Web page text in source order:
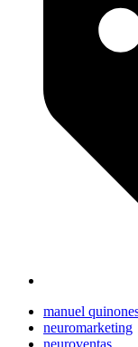
manuel
neuromarketing
neuroventas